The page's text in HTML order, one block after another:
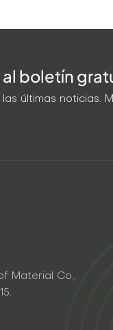
al boletín
últimas noticias.
Material Co.,